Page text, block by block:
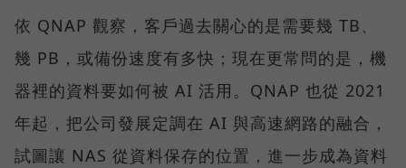
依 QNAP 觀察，客戶過去關心的是需要幾 TB、
幾 PB，或備份速度有多快；現在更常問的是，機
器裡的資料要如何被 AI 活用。QNAP 也從 2021
年起，把公司發展定調在 AI 與高速網路的融合，
試圖讓 NAS 從資料保存的位置，進一步成為資料